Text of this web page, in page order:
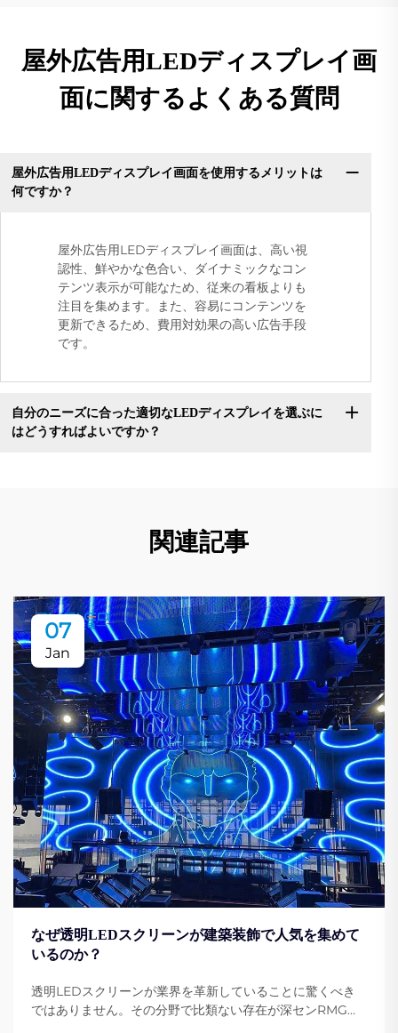
屋外広告用LEDディスプレイ画
面に関するよくある質問
屋外広告用LEDディスプレイ画面を使用するメリットは
何ですか？
屋外広告用LEDディスプレイ画面は、高い視
認性、鮮やかな色合い、ダイナミックなコン
テンツ表示が可能なため、従来の看板よりも
注目を集めます。また、容易にコンテンツを
更新できるため、費用対効果の高い広告手段
です。
自分のニーズに合った適切なLEDディスプレイを選ぶに
はどうすればよいですか？
関連記事
07
Jan
なぜ透明LEDスクリーンが建築装飾で人気を集めて
いるのか？
透明LEDスクリーンが業界を革新していることに驚くべき
ではありません。その分野で比類ない存在が深センRMGオ